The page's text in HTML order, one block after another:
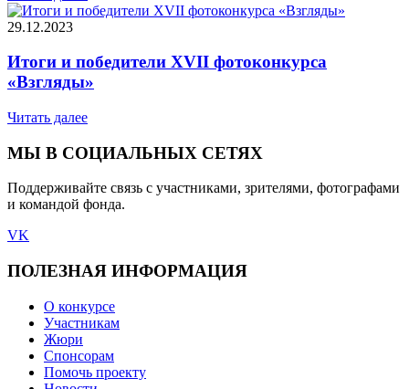
29.12.2023
Итоги и победители XVII фотоконкурса
«Взгляды»
Читать далее
МЫ В СОЦИАЛЬНЫХ СЕТЯХ
Поддерживайте связь с участниками, зрителями, фотографами
и командой фонда.
VK
ПОЛЕЗНАЯ ИНФОРМАЦИЯ
О конкурсе
Участникам
Жюри
Спонсорам
Помочь проекту